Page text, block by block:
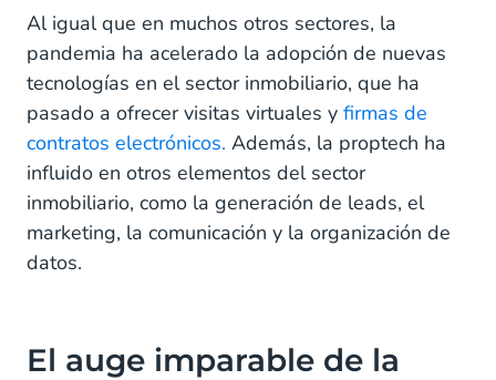
Al igual que en muchos otros sectores, la
pandemia ha acelerado la adopción de nuevas
tecnologías en el sector inmobiliario, que ha
pasado a ofrecer visitas virtuales y firmas de
contratos electrónicos. Además, la proptech ha
influido en otros elementos del sector
inmobiliario, como la generación de leads, el
marketing, la comunicación y la organización de
datos.
El auge imparable de la